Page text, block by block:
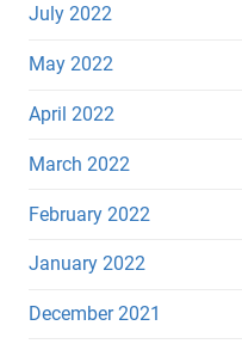
July 2022
May 2022
April 2022
March 2022
February 2022
January 2022
December 2021